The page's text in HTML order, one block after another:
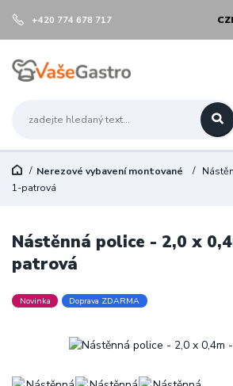
+420 774 678 717
Nerezové vybavení montované
1-patrová
Nástěnná police - 2,0 x
patrová
Novinka Doprava ZDARMA